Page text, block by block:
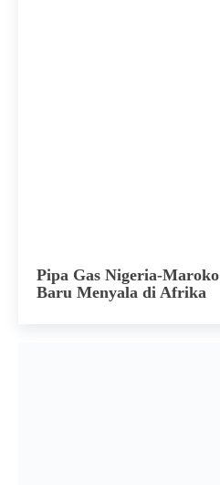
Pipa Gas Nigeria-
Baru Menyala di Afrika